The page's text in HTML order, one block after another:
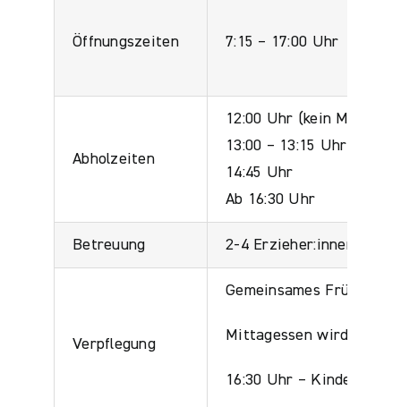
Öffnungszeiten 7:15 – 17:00 Uhr
Abholzeiten
12:00 Uhr (kein
13:00 – 13:15 Uhr
14:45 Uhr
Ab 16:30 Uhr
Betreuung 2-4 Erzieher:innen auf
Verpflegung
Gemeinsames
Mittagessen wird von
16:30 Uhr – Kinder